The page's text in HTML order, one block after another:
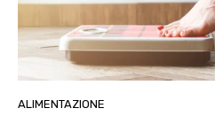
ALIMENTAZIONE